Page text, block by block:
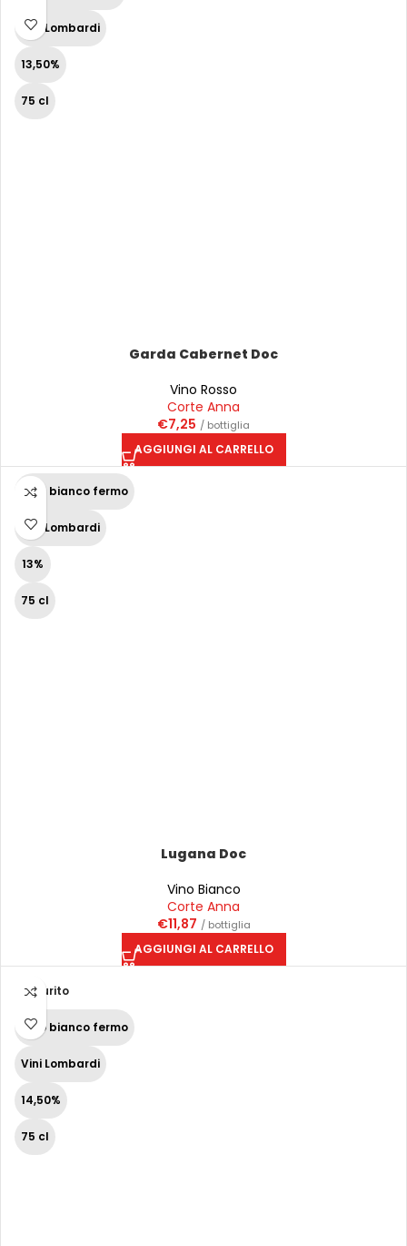
Vini Lombardi
13,50%
75 cl
Garda Cabernet Doc
Vino Rosso
Corte Anna
€7,25 / bottiglia
AGGIUNGI AL CARRELLO
Vino bianco fermo
Vini Lombardi
13%
75 cl
Lugana Doc
Vino Bianco
Corte Anna
€11,87 / bottiglia
AGGIUNGI AL CARRELLO
Esaurito
Vino bianco fermo
Vini Lombardi
14,50%
75 cl